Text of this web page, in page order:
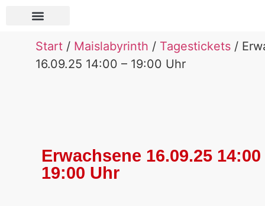
Start / Maislabyrinth / Tagestickets /
16.09.25 14:00 – 19:00 Uhr
Erwachsene 16.09.25 14:00
19:00 Uhr